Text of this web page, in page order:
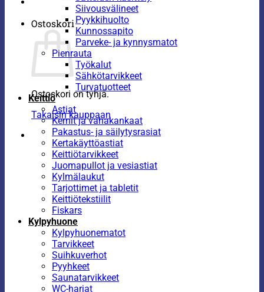
Ostoskori
Ostoskori on tyhjä.
Takaisin kauppaan
Siivousvälineet
Pyykkihuolto
Kunnossapito
Parveke- ja kynnysmatot
Pienrauta
Työkalut
Sähkötarvikkeet
Turvatuotteet
Keittiö
Astiat
Kernit ja vahakankaat
Pakastus- ja säilytysrasiat
Kertakäyttöastiat
Keittiötarvikkeet
Juomapullot ja vesiastiat
Kylmälaukut
Tarjottimet ja tabletit
Keittiötekstiilit
Fiskars
Kylpyhuone
Kylpyhuonematot
Tarvikkeet
Suihkuverhot
Pyyhkeet
Saunatarvikkeet
WC-harjat